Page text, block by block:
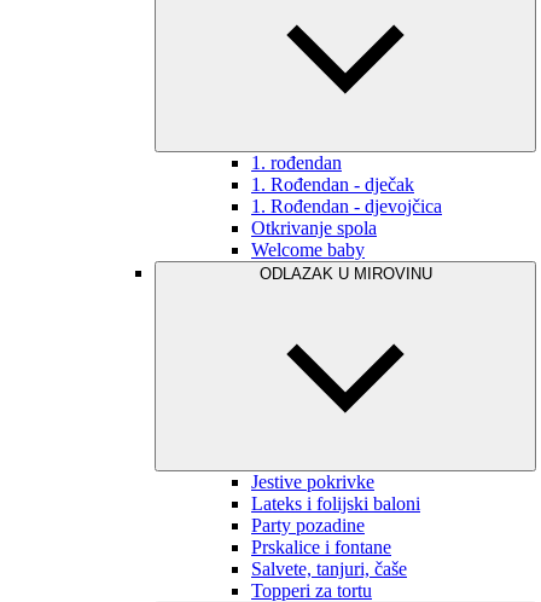
1. rođendan
1. Rođendan - dječak
1. Rođendan - djevojčica
Otkrivanje spola
Welcome baby
ODLAZAK U MIROVINU
Jestive pokrivke
Lateks i folijski baloni
Party pozadine
Prskalice i fontane
Salvete, tanjuri, čaše
Topperi za tortu